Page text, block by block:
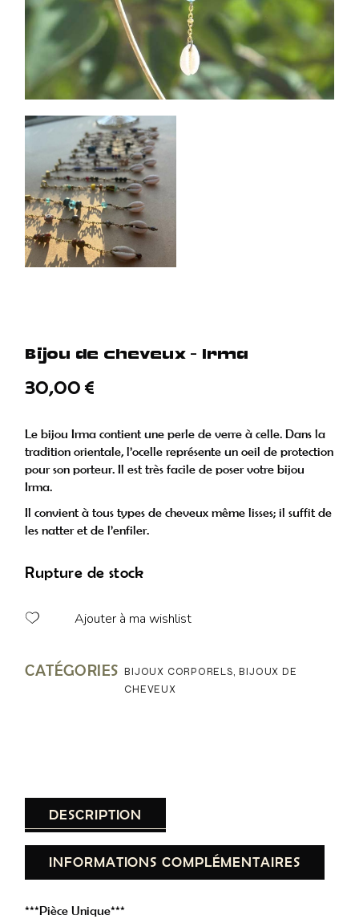
Bijou de cheveux – Irma
30,00€
Le bijou Irma contient une perle de verre à celle. Dans la
tradition orientale, l’ocelle représente un oeil de protection
pour son porteur. Il est très facile de poser votre bijou
Irma.
Il convient à tous types de cheveux même lisses; il suffit de
les natter et de l’enfiler.
Rupture de stock
Ajouter à ma wishlist
CATÉGORIES BIJOUX CORPORELS,BIJOUX DE
CHEVEUX
DESCRIPTION
INFORMATIONS COMPLÉMENTAIRES
***Pièce Unique***